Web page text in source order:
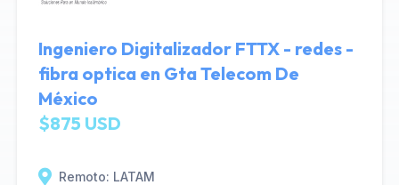
Ingeniero Digitalizador FTTX - redes -
fibra optica en Gta Telecom De
México
$875 USD
Remoto: LATAM